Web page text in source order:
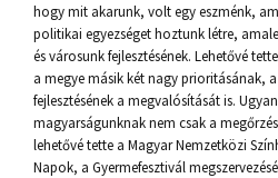
hogy mit akarunk, volt egy eszménk,
politikai egyezséget hoztunk létre,
és városunk fejlesztésének. Lehetővé
a megye másik két nagy prioritásának,
fejlesztésének a megvalósítását is.
magyarságunknak nem csak a
lehetővé tette a Magyar Nemzetközi
Napok, a Gyermefesztivál